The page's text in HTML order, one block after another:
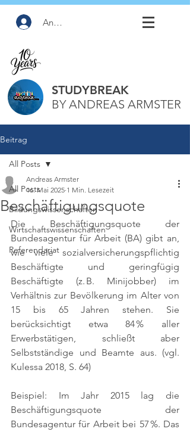
Anmelden
STUDYBREAK
BY ANDREAS ARMSTER
Beitrag
All Posts
Bildungswissenschaften
Wirtschaftswissenschaften
Referendariat
All Posts
Beschäftigungsquote
Andreas Armster
16. Mai 2025 1 Min. Lesezeit
Die Beschäftigungsquote der
Bundesagentur für Arbeit (BA) gibt an,
wie viele sozialversicherungspflichtig
Beschäftigte und geringfügig
Beschäftigte (z. B. Minijobber) im
Verhältnis zur Bevölkerung im Alter von
15 bis 65 Jahren stehen. Sie
berücksichtigt etwa 84 % aller
Erwerbstätigen, schließt aber
Selbstständige und Beamte aus. (vgl.
Kulessa 2018, S. 64)
Beispiel: Im Jahr 2015 lag die
Beschäftigungsquote der
Bundesagentur für Arbeit bei 57 %. Das